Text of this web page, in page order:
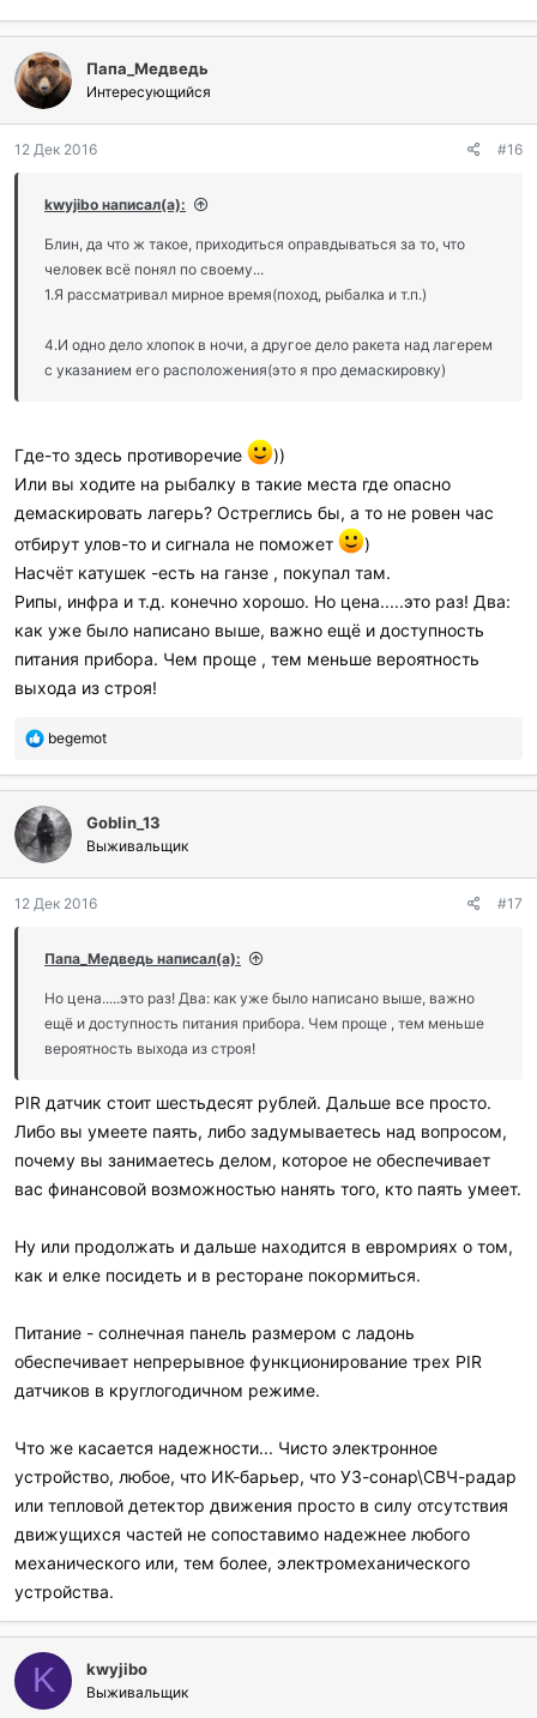
извращенцу, который решит это дерево трахнуть.
ориентировать сигнал на поражение.
3. "Демаскировать" ракета ничего не будет. Если вы не
поставили ее внутри палатки, а леску протянули на 50
метров наружу. А вот ночное зрение у гостей на
4. Щелчок бойка (в пластиковых моделях) очень
услышать. Если спать - колокольчик от донки будет
проще и надежнее.
Нажмите для раскрытия...
Блин, да что ж такое, приходиться оправдываться за то, что
человек всё понял по своему...
1.Я рассматривал мирное время(поход, рыбалка и т.п.)
остается. Звук срабатывания капсуля в ночи громко слышно.
соскочил. Проверено.
4.И одно дело хлопок в ночи, а другое дело ракета над лагерем
с указанием его расположения(это я про демаскировку)
Папа_Медведь
Интересующийся
12 Дек 2016 #16
kwyjibo написал(а):
Блин, да что ж такое, приходиться оправдываться за то, что
человек всё понял по своему...
1.Я рассматривал мирное время(поход, рыбалка и т.п.)
4.И одно дело хлопок в ночи, а другое дело ракета над лагерем
с указанием его расположения(это я про демаскировку)
Где-то здесь противоречие
))
Или вы ходите на рыбалку в такие места где опасно
демаскировать лагерь? Остреглись бы, а то не ровен час
отбирут улов-то и сигнала не поможет
)
Насчёт катушек -есть на ганзе , покупал там.
Рипы, инфра и т.д. конечно хорошо. Но цена.....это раз! Два:
как уже было написано выше, важно ещё и доступность
питания прибора. Чем проще , тем меньше вероятность
выхода из строя!
П
б
а
г
о
а
и
и
:
begemot
Goblin_13
Выживальщик
12 Дек 2016 #17
Папа_Медведь написал(а):
Но цена.....это раз! Два: как уже было написано выше, важно
ещё и доступность питания прибора. Чем проще , тем меньше
вероятность выхода из строя!
PIR датчик стоит шестьдесят рублей. Дальше все просто.
Либо вы умеете паять, либо задумываетесь над вопросом,
почему вы занимаетесь делом, которое не обеспечивает
вас финансовой возможностью нанять того, кто паять умеет.
Ну или продолжать и дальше находится в евромриях о том,
как и елке посидеть и в ресторане покормиться.
Питание - солнечная панель размером с ладонь
обеспечивает непрерывное функционирование трех PIR
датчиков в круглогодичном режиме.
Что же касается надежности... Чисто электронное
устройство, любое, что ИК-барьер, что УЗ-сонар\СВЧ-радар
или тепловой детектор движения просто в силу отсутствия
движущихся частей не сопоставимо надежнее любого
механического или, тем более, электромеханического
устройства.
K kwyjibo
Выживальщик